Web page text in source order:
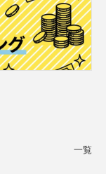
一覧